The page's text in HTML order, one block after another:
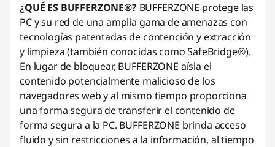
¿QUÉ ES BUFFERZONE®? BUFFERZONE protege las
PC y su red de una amplia gama de amenazas con
tecnologías patentadas de contención y extracción
y limpieza (también conocidas como SafeBridge®).
En lugar de bloquear, BUFFERZONE aísla el
contenido potencialmente malicioso de los
navegadores web y al mismo tiempo proporciona
una forma segura de transferir el contenido de
forma segura a la PC. BUFFERZONE brinda acceso
fluido y sin restricciones a la información, al tiempo